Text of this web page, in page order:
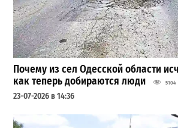
Почему из сел Одесской области
как теперь добираются люди
5104
23-07-2026 в 14:36